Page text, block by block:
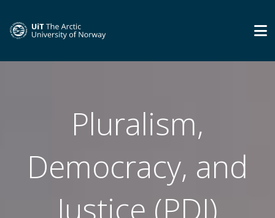
Pluralism,
Democracy, and
Justice (PDJ)